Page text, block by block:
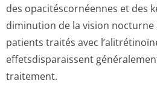
des opacitéscornéennes et des
diminution de la vision nocturne
patients traités avec
effetsdisparaissent
traitement.